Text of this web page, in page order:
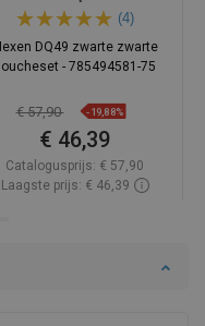
(4)
DQ49 zwarte zwarte
- 785494581-75
€ 57,90 -19,88%
€ 46,39
Catalogusprijs: € 57,90
Laagste prijs: € 46,39